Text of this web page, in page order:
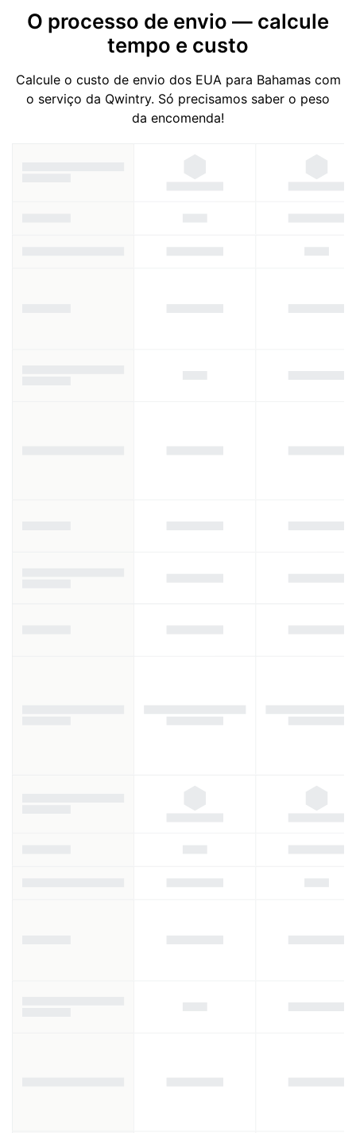
O processo de envio — calcule
tempo e custo
Calcule o custo de envio dos EUA para Bahamas com
o serviço da Qwintry. Só precisamos saber o peso
da encomenda!